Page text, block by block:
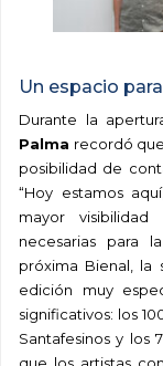
Un espacio
Durante la
Palma recordó
posibilidad de
“Hoy estamos
mayor
necesarias para
próxima Bienal, la
edición muy
significativos: los
Santafesinos y los